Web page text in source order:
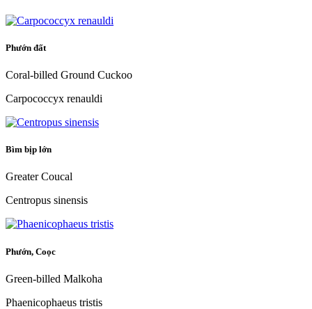
Phướn đất
Coral-billed Ground Cuckoo
Carpococcyx renauldi
Bìm bịp lớn
Greater Coucal
Centropus sinensis
Phướn, Coọc
Green-billed Malkoha
Phaenicophaeus tristis